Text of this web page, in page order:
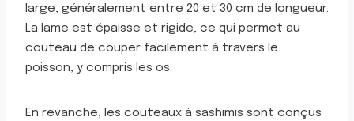
large, généralement entre 20 et 30 cm de longueur.
La lame est épaisse et rigide, ce qui permet au
couteau de couper facilement à travers le
poisson, y compris les os.
En revanche, les couteaux à sashimis sont conçus